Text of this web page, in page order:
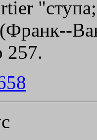
(Франк--
257.